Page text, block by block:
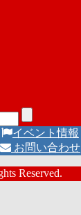
イベント情報
お問い合わせ
Reserved.